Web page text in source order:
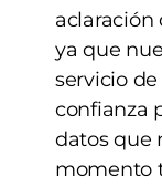
aclaración
ya que
servicio
confianza
datos que
momento